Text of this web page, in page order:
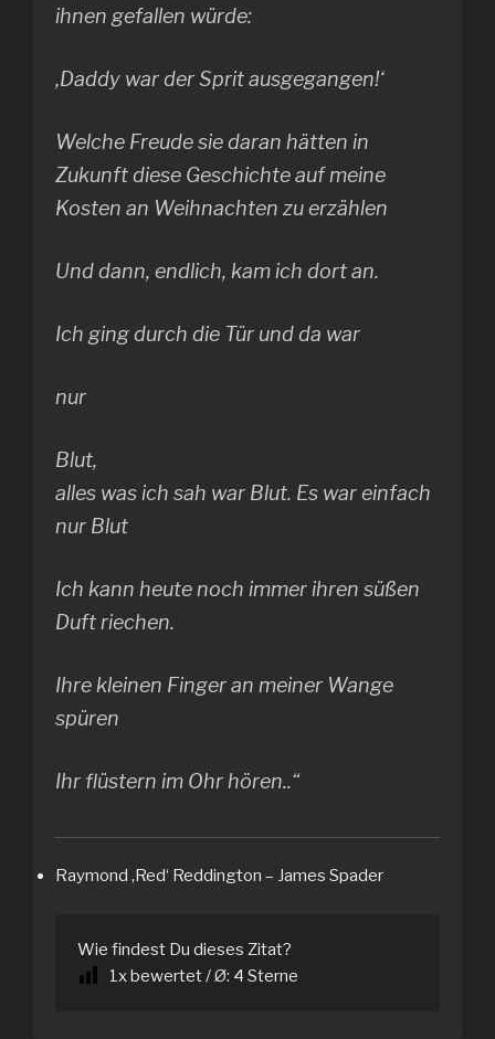
ihnen gefallen würde:
‚Daddy war der Sprit ausgegangen!‘
Welche Freude sie daran hätten in
Zukunft diese Geschichte auf meine
Kosten an Weihnachten zu erzählen
Und dann, endlich, kam ich dort an.
Ich ging durch die Tür und da war
nur
Blut,
alles was ich sah war Blut. Es war einfach
nur Blut
Ich kann heute noch immer ihren süßen
Duft riechen.
Ihre kleinen Finger an meiner Wange
spüren
Ihr flüstern im Ohr hören..“
Raymond ‚Red‘ Reddington – James Spader
Wie findest Du dieses Zitat?
1 x bewertet / Ø: 4 Sterne